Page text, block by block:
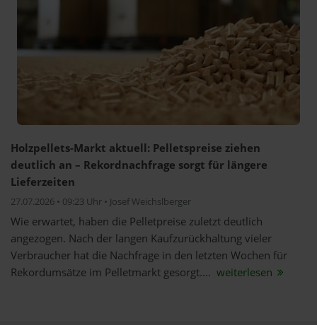
Holzpellets-Markt aktuell: Pelletspreise ziehen
deutlich an – Rekordnachfrage sorgt für längere
Lieferzeiten
27.07.2026 • 09:23 Uhr • Josef Weichslberger
Wie erwartet, haben die Pelletpreise zuletzt deutlich
angezogen. Nach der langen Kaufzurückhaltung vieler
Verbraucher hat die Nachfrage in den letzten Wochen für
Rekordumsätze im Pelletmarkt gesorgt.... weiterlesen